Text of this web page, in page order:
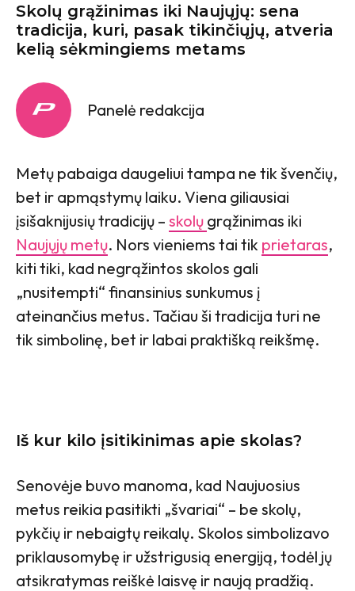
Skolų grąžinimas iki Naujųjų: sena
tradicija, kuri, pasak tikinčiųjų, atveria
kelią sėkmingiems metams
Panelė redakcija
Metų pabaiga daugeliui tampa ne tik švenčių,
bet ir apmąstymų laiku. Viena giliausiai
įsišaknijusių tradicijų – skolų grąžinimas iki
Naujųjų metų. Nors vieniems tai tik prietaras,
kiti tiki, kad negrąžintos skolos gali
„nusitempti“ finansinius sunkumus į
ateinančius metus. Tačiau ši tradicija turi ne
tik simbolinę, bet ir labai praktišką reikšmę.
Iš kur kilo įsitikinimas apie skolas?
Senovėje buvo manoma, kad Naujuosius
metus reikia pasitikti „švariai“ – be skolų,
pykčių ir nebaigtų reikalų. Skolos simbolizavo
priklausomybę ir užstrigusią energiją, todėl jų
atsikratymas reiškė laisvę ir naują pradžią.